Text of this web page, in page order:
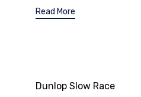
Read More
Category
Dunlop Slow Race